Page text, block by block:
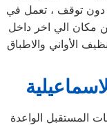
24 ساعة كاملة دون توقف ، تعمل في
مكان الي اخر داخل
الأواني والاطباق